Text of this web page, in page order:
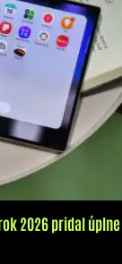
2026 pridal úplne